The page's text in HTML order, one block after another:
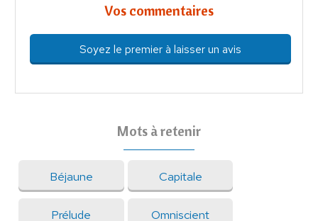
Vos commentaires
Soyez le premier à laisser un avis
Mots à retenir
Béjaune Capitale
Prélude Omniscient